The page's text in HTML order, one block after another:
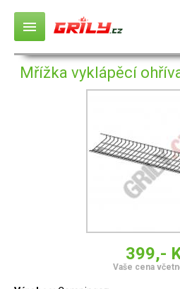
menu
Mřížka vyklápěcí
399,-
Vaše cena